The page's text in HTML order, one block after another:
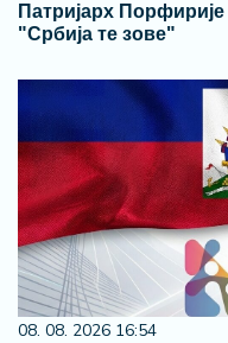
Патријарх
"Србија те зове"
08. 08. 2026 16:54